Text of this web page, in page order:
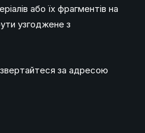
або їх фрагментів на
узгоджене з
за адресою